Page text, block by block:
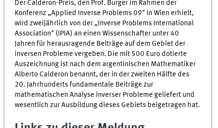
Der Calderon-Preis, den Prof. Burger im Rahmen der
Konferenz „Applied Inverse Problems 09" in Wien erhielt,
wird zweijährlich von der „Inverse Problems International
Association" (IPIA) an einen Wissenschafter unter 40
Jahren für herausragende Beiträge auf dem Gebiet der
inversen Probleme vergeben. Die mit 500 Euro dotierte
Auszeichnung ist nach dem argentinischen Mathematiker
Alberto Calderon benannt, der in der zweiten Hälfte des
20. Jahrhunderts fundamentale Beiträge zur
mathematischen Analyse inverser Probleme geliefert und
wesentlich zur Ausbildung dieses Gebiets beigetragen hat.